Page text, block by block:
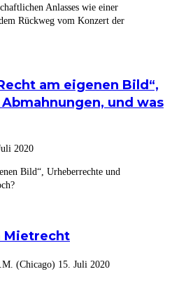
Anlasses wie einer
Rückweg vom Konzert der
am eigenen Bild“,
und was
2020
Bild“, Urheberrechte und
Mietrecht
(Chicago) 15. Juli 2020